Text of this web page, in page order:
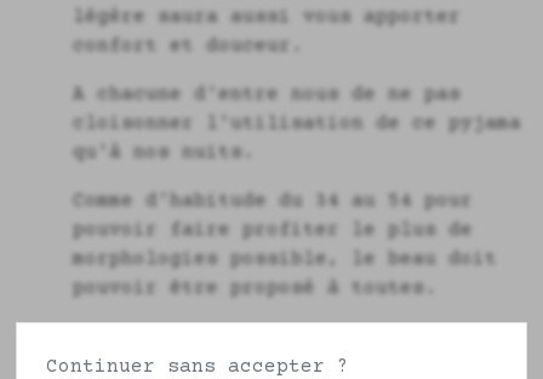
légère saura aussi vous apporter
confort et douceur.
A chacune d'entre nous de ne pas
cloisonner l'utilisation de ce pyjama
qu'à nos nuits.
Comme d'habitude du 34 au 54 pour
pouvoir faire profiter le plus de
morphologies possible, le beau doit
pouvoir être proposé à toutes.
faits à la commande et il faudra une
Continuer sans accepter ?